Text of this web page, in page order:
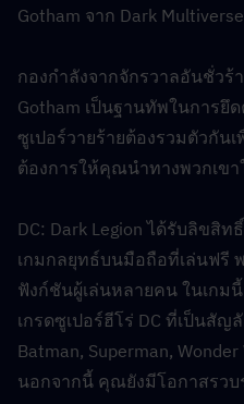
Gotham จาก Dark
กองกำลังจากจักรวาลอันชั่วร้
Gotham เป็นฐานทัพในการยึ
ซูเปอร์วายร้ายต้องรวมตัวกัน
ต้องการให้คุณนำทางพวกเข
DC: Dark Legion ได้รับลิขสิท
เกมกลยุทธ์บนมือถือที่เล่นฟรี
ฟังก์ชันผู้เล่นหลายคน ในเก
เกรดซูเปอร์ฮีโร่ DC ที่เป็นสั
Batman, Superman,
นอกจากนี้ คุณยังมีโอกาสรวบ